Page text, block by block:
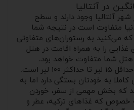
در آنتالیا
آنتالیا وجود دارند و سطح
متفاوت است در نتیجه شما
می‌کنید به رستوران‌های متفاوتی
غذایی را به همراه اقامت در هتل
شما متفاوت خواهد بود.
هزینه‌ی خوراک در آنتالیا از حداقل ۱۵ لیر تا حداکثر ۱۰۰ لیر است.
به خودتان بستگی دارد اما به
که بخش مهمی از سفر، خوردن
که غذاهای ترکیه، عطر و